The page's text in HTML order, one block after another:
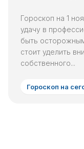
Гороскоп на 1
удачу в
быть
стоит уделить
собственного...
Гороскоп на